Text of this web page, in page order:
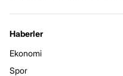
Haberler
Ekonomi
Spor